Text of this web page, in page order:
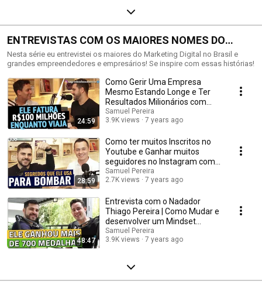
ENTREVISTAS COM OS MAIORES NOMES DO
MARKETING DIGITAL
Nesta série eu entrevistei os maiores do Marketing Digital no Brasil e
grandes empreendedores e empresários! Se inspire com essas histórias!
24:59
Como Gerir Uma Empresa
Mesmo Estando Longe e Ter
Resultados Milionários com
Ricardo Mello | SDACast
Samuel Pereira
3.9K views
7 years ago
28:59
Como ter muitos Inscritos no
Youtube e Ganhar muitos
seguidores no Instagram com
James Doorman
Samuel Pereira
2.7K views
7 years ago
48:47
Entrevista com o Nadador
Thiago Pereira | Como Mudar e
desenvolver um Mindset
Campeão | SDACast
Samuel Pereira
3.9K views
7 years ago